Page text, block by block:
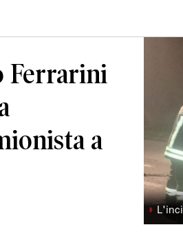
Ferrarini
a
◗